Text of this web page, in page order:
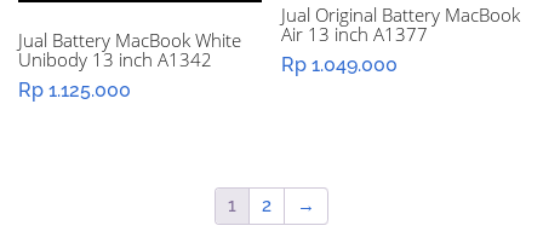
Jual Battery MacBook White
Unibody 13 inch A1342
Rp 1.125.000
Jual Original Battery MacBook
Air 13 inch A1377
Rp 1.049.000
1 2 →